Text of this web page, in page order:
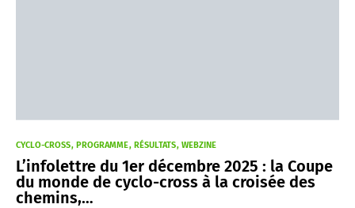
CYCLO-CROSS PROGRAMME RÉSULTATS WEBZINE
L’infolettre du 1er décembre 2025 : la Coupe
du monde de cyclo-cross à la croisée des
chemins,…